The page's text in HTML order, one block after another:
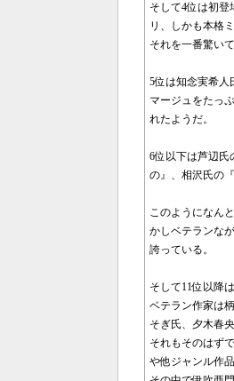
そして4位は初
リ、しかも本格
それを一番驚い
5位は知念実希人
マージュをたっ
れたようだ。
6位以下は芦辺氏
の』、相沢氏の
このようになん
かしベテランな
誇っている。
そして11位以降
ベテラン作家は
そぎ氏、夕木春
それもそのはず
や他ジャンル作